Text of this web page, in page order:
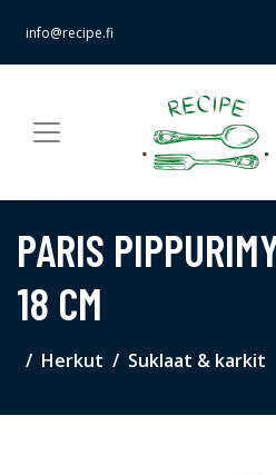
info@recipe.fi
PARIS
18 CM
Herkut Suklaat & karkit